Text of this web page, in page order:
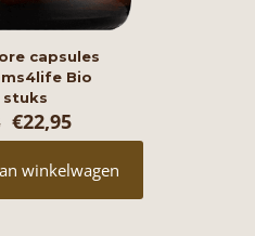
capsules
Bio
stuks
Oorspronkelijke
prijs
was:
€29,95.
€22,95Huidige
prijs
is:
€22,95.
winkelwagen